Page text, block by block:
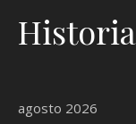
agosto 2026